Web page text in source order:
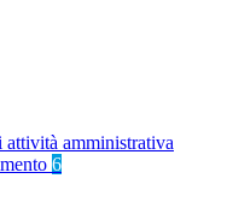
attività amministrativa
6